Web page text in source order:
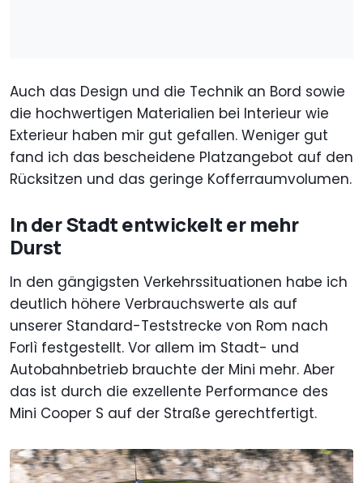
Auch das Design und die Technik an Bord sowie
die hochwertigen Materialien bei Interieur wie
Exterieur haben mir gut gefallen. Weniger gut
fand ich das bescheidene Platzangebot auf den
Rücksitzen und das geringe Kofferraumvolumen.
In der Stadt entwickelt er mehr
Durst
In den gängigsten Verkehrssituationen habe ich
deutlich höhere Verbrauchswerte als auf
unserer Standard-Teststrecke von Rom nach
Forlì festgestellt. Vor allem im Stadt- und
Autobahnbetrieb brauchte der Mini mehr. Aber
das ist durch die exzellente Performance des
Mini Cooper S auf der Straße gerechtfertigt.